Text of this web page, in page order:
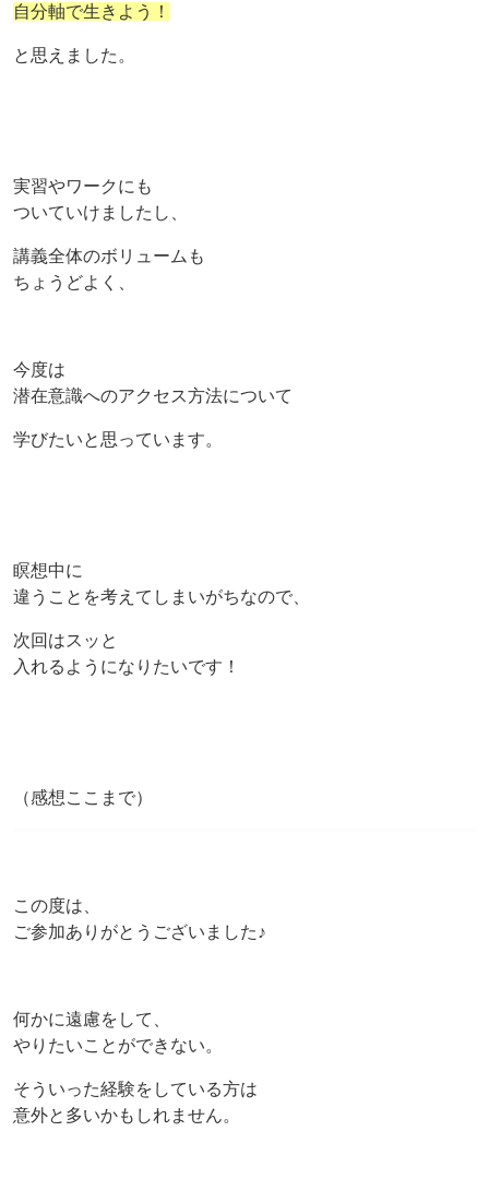
自分軸で生きよう！
と思えました。
実習やワークにも
ついていけましたし、
講義全体のボリュームも
ちょうどよく、
今度は
潜在意識へのアクセス方法について
学びたいと思っています。
瞑想中に
違うことを考えてしまいがちなので、
次回はスッと
入れるようになりたいです！
（感想ここまで）
この度は、
ご参加ありがとうございました♪
何かに遠慮をして、
やりたいことができない。
そういった経験をしている方は
意外と多いかもしれません。